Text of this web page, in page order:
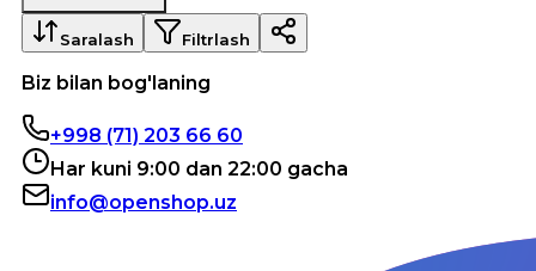
Saralash Filtrlash
Biz bilan bog'laning
+998 (71) 203 66 60
Har kuni 9:00 dan 22:00 gacha
info@openshop.uz